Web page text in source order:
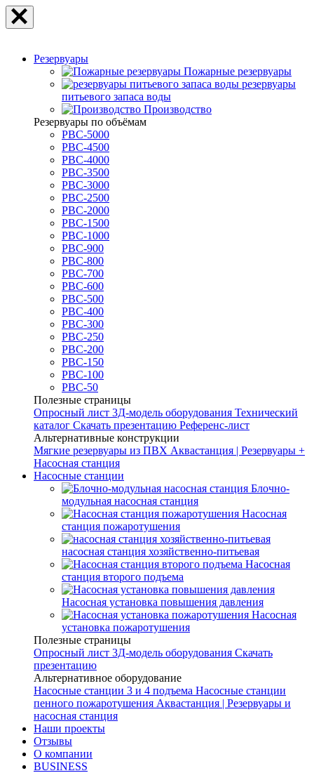
Резервуары
Пожарные резервуары
резервуары
питьевого запаса воды
Производство
Резервуары по объёмам
РВС-5000
РВС-4500
РВС-4000
РВС-3500
РВС-3000
РВС-2500
РВС-2000
РВС-1500
РВС-1000
РВС-900
РВС-800
РВС-700
РВС-600
РВС-500
РВС-400
РВС-300
РВС-250
РВС-200
РВС-150
РВС-100
РВС-50
Полезные страницы
Опросный лист 3Д-модель оборудования Технический
каталог Скачать презентацию Референс-лист
Альтернативные конструкции
Мягкие резервуары из ПВХ Аквастанция | Резервуары +
Насосная станция
Насосные станции
Блочно-
модульная насосная станция
Насосная
станция пожаротушения
насосная станция хозяйственно-питьевая
Насосная
станция второго подъема
Насосная установка повышения давления
Насосная
установка пожаротушения
Полезные страницы
Опросный лист 3Д-модель оборудования Скачать
презентацию
Альтернативное оборудование
Насосные станции 3 и 4 подъема Насосные станции
пенного пожаротушения Аквастанция | Резервуары и
насосная станция
Наши проекты
Отзывы
О компании
BUSINESS